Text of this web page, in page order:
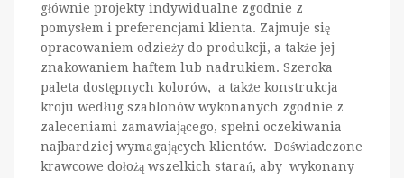
głównie projekty indywidualne zgodnie z
pomysłem i preferencjami klienta. Zajmuje się
opracowaniem odzieży do produkcji, a także jej
znakowaniem haftem lub nadrukiem. Szeroka
paleta dostępnych kolorów, a także konstrukcja
kroju według szablonów wykonanych zgodnie z
zaleceniami zamawiającego, spełni oczekiwania
najbardziej wymagających klientów. Doświadczone
krawcowe dołożą wszelkich starań, aby wykonany